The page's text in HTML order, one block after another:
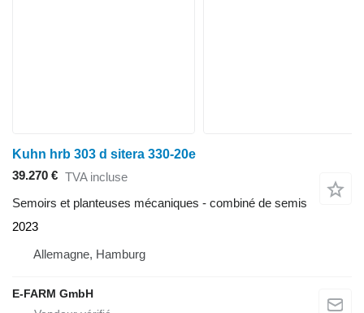
Kuhn hrb 303 d sitera 330-20e
39.270 € TVA incluse
Semoirs et planteuses mécaniques - combiné de semis
2023
Allemagne, Hamburg
E-FARM GmbH